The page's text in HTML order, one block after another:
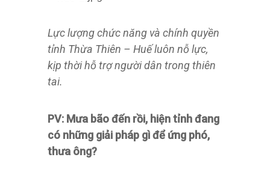
Lực lượng chức năng và chính quyền
tỉnh Thừa Thiên – Huế luôn nỗ lực,
kịp thời hỗ trợ người dân trong thiên
tai.
PV: Mưa bão đến rồi, hiện tỉnh đang
có những giải pháp gì để ứng phó,
thưa ông?